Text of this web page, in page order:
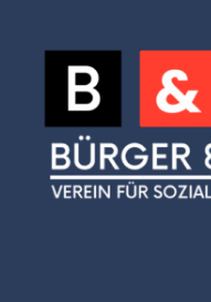
Inhalt
springen